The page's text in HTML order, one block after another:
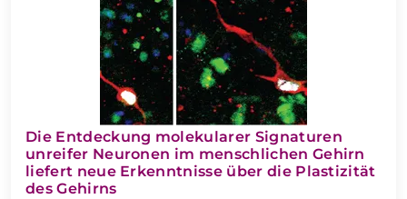
Die Entdeckung molekularer Signaturen
unreifer Neuronen im menschlichen Gehirn
liefert neue Erkenntnisse über die Plastizität
des Gehirns